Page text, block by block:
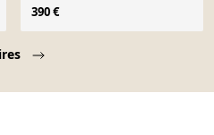
390 €